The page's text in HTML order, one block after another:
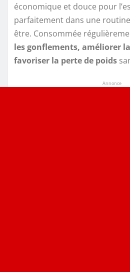
économique et douce pour
parfaitement dans une
être. Consommée
les gonflements, améliorer
favoriser la perte de poids
Annonce